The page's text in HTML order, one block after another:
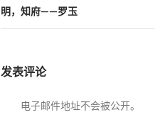
明，知府——罗玉
发表评论
电子邮件地址不会被公开。